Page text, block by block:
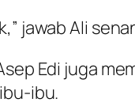
jawab Ali
Edi juga
ibu.